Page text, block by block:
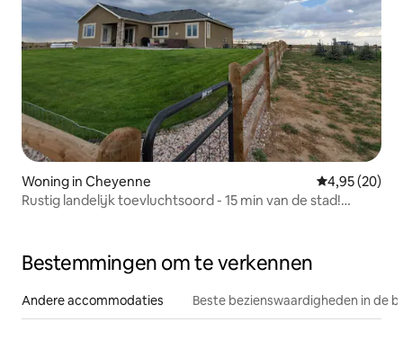
Woning in Cheyenne Gemiddelde
4,95 (20)
Rustig landelijk toevluchtsoord - 15 min van de stad!
Bestemmingen om te verkennen
Andere accommodaties Beste bezienswaardigheden in de